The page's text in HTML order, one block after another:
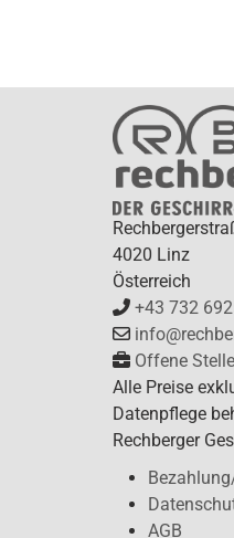
4020 Linz
Österreich
+43 732
Offene
Alle Preise
Datenpflege
Rechberger
AGB